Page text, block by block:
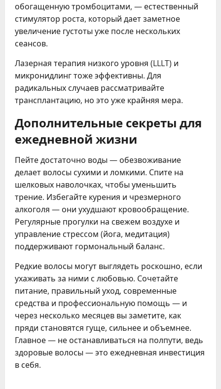
обогащенную тромбоцитами, — естественный
стимулятор роста, который дает заметное
увеличение густоты уже после нескольких
сеансов.
Лазерная терапия низкого уровня (LLLT) и
микронидлинг тоже эффективны. Для
радикальных случаев рассматривайте
трансплантацию, но это уже крайняя мера.
Дополнительные секреты для
ежедневной жизни
Пейте достаточно воды — обезвоживание
делает волосы сухими и ломкими. Спите на
шелковых наволочках, чтобы уменьшить
трение. Избегайте курения и чрезмерного
алкоголя — они ухудшают кровообращение.
Регулярные прогулки на свежем воздухе и
управление стрессом (йога, медитация)
поддерживают гормональный баланс.
Редкие волосы могут выглядеть роскошно, если
ухаживать за ними с любовью. Сочетайте
питание, правильный уход, современные
средства и профессиональную помощь — и
через несколько месяцев вы заметите, как
пряди становятся гуще, сильнее и объемнее.
Главное — не останавливаться на полпути, ведь
здоровые волосы — это ежедневная инвестиция
в себя.